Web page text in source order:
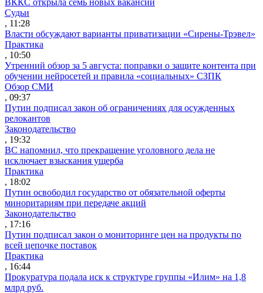
Судьи
, 11:28
Власти обсуждают варианты приватизации «Сирены-Трэвел»
Практика
, 10:50
Утренний обзор за 5 августа: поправки о защите контента при
обучении нейросетей и правила «социальных» СЗПК
Обзор СМИ
, 09:37
Путин подписал закон об ограничениях для осужденных
релокантов
Законодательство
, 19:32
ВС напомнил, что прекращение уголовного дела не
исключает взыскания ущерба
Практика
, 18:02
Путин освободил государство от обязательной оферты
миноритариям при передаче акций
Законодательство
, 17:16
Путин подписал закон о мониторинге цен на продукты по
всей цепочке поставок
Практика
, 16:44
Прокуратура подала иск к структуре группы «Илим» на 1,8
млрд руб.